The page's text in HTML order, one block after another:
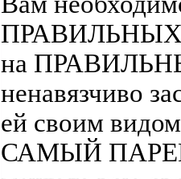
ПРАВИЛЬНЫХ
на
ненавязчиво
ей своим
САМЫЙ